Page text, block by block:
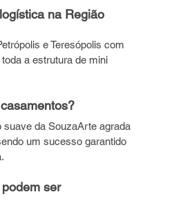
na Região
e Teresópolis com
a estrutura de mini
da SouzaArte agrada
um sucesso garantido
ser